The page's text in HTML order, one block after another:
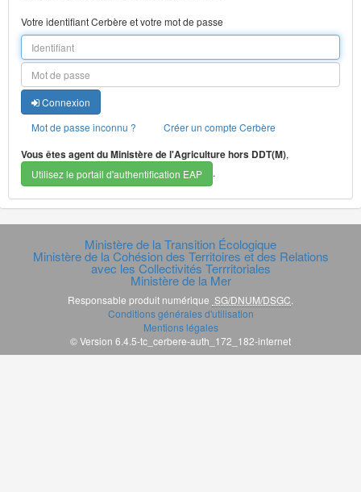
Votre identifiant Cerbère et votre mot de passe
Connexion
Mot de passe inconnu ?
Créer un compte Cerbère
Vous êtes agent du Ministère de l'Agriculture hors DDT(M),
Utilisez le portail d'authentification EAP
.
Ministère de la Transition Écologique
Ministère de la Cohésion des Territoires et des Relations
avec les Collectivités Terrritoriales
Ministère de la Mer
Responsable produit numérique SG/DNUM/DSGC.
Conditions générales d'utilisation
Mentions légales
© Version 6.4.5-tc_cerbere-auth_172_182-internet